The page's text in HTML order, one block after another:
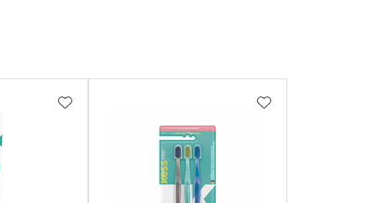
ADICIONAR AOS FAVORITOSADICIONAR AOS